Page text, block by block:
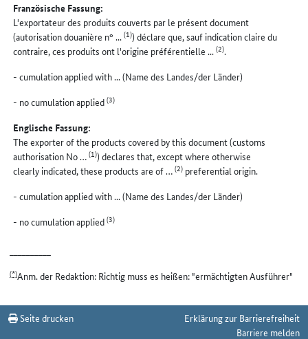
Französische Fassung:
L'exportateur des produits couverts par le présent document
(autorisation douanière n° ...(1)) déclare que, sauf indication claire du
contraire, ces produits ont l'origine préférentielle ...(2).
- cumulation applied with ... (Name des Landes/der Länder)
- no cumulation applied(3)
Englische Fassung:
The exporter of the products covered by this document (customs
authorisation No …(1)) declares that, except where otherwise
clearly indicated, these products are of …(2) preferential origin.
- cumulation applied with ... (Name des Landes/der Länder)
- no cumulation applied(3)
(*)Anm. der Redaktion: Richtig muss es heißen: "ermächtigten Ausführer"
Seite drucken
Erklärung zur Barrierefreiheit
Barriere melden